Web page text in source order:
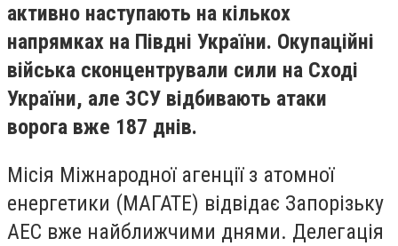
активно наступають на кількох
напрямках на Півдні України. Окупаційні
війська сконцентрували сили на Сході
України, але ЗСУ відбивають атаки
ворога вже 187 днів.
Місія Міжнародної агенції з атомної
енергетики (МАГАТЕ) відвідає Запорізьку
АЕС вже найближчими днями. Делегація